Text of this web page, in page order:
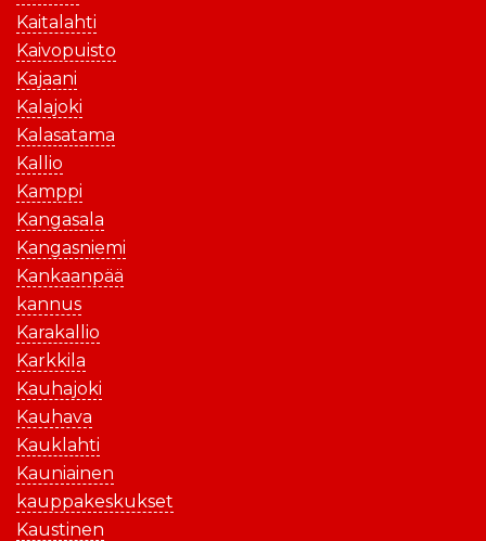
Kaitalahti
Kaivopuisto
Kajaani
Kalajoki
Kalasatama
Kallio
Kamppi
Kangasala
Kangasniemi
Kankaanpää
kannus
Karakallio
Karkkila
Kauhajoki
Kauhava
Kauklahti
Kauniainen
kauppakeskukset
Kaustinen